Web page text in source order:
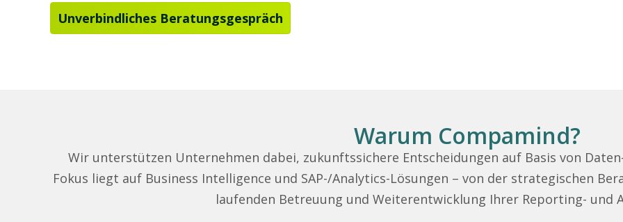
Unverbindliches Beratungsgespräch
Warum Compamind?
Wir unterstützen Unternehmen dabei, zukunftssichere Entscheidungen auf Basis von
Fokus liegt auf Business Intelligence und SAP-/Analytics-Lösungen – von der strategischen
laufenden Betreuung und Weiterentwicklung Ihrer Reporting- und